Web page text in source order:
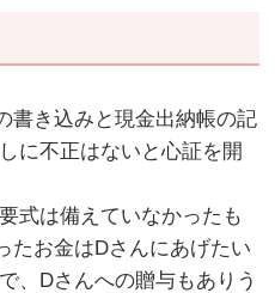
書き込みと現金出納帳の記
に不正はないと心証を開
式は備えていなかったも
たお金はDさんにあげたい
、Dさんへの贈与もありう